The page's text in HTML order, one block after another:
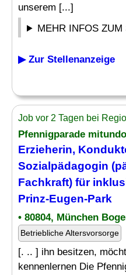
unserem [...]
MEHR INFOS
▶ Zur Stellenanzeige
Job vor 2 Tagen bei
Pfennigparade
Erzieherin,
Sozialpädagogin
Fachkraft) für
Prinz-Eugen-Park
• 80804, München
Betriebliche Altersvorsorge
[. .. ] ihn besitzen,
kennenlernen Die